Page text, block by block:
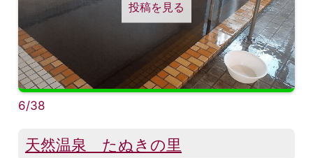
投稿を見る
6/38
天然温泉 たぬきの里